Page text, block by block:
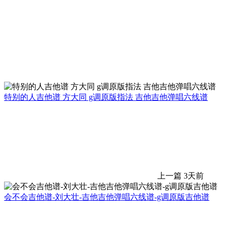
特别的人吉他谱 方大同 g调原版指法 吉他吉他弹唱六线谱
上一篇 3天前
会不会吉他谱-刘大壮-吉他吉他弹唱六线谱-g调原版吉他谱